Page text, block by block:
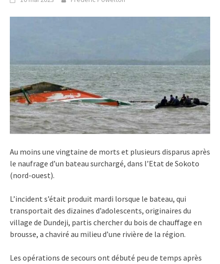
Au moins une vingtaine de morts et plusieurs disparus après
le naufrage d’un bateau surchargé, dans l’Etat de Sokoto
(nord-ouest).
L’incident s’était produit mardi lorsque le bateau, qui
transportait des dizaines d’adolescents, originaires du
village de Dundeji, partis chercher du bois de chauffage en
brousse, a chaviré au milieu d’une rivière de la région.
Les opérations de secours ont débuté peu de temps après